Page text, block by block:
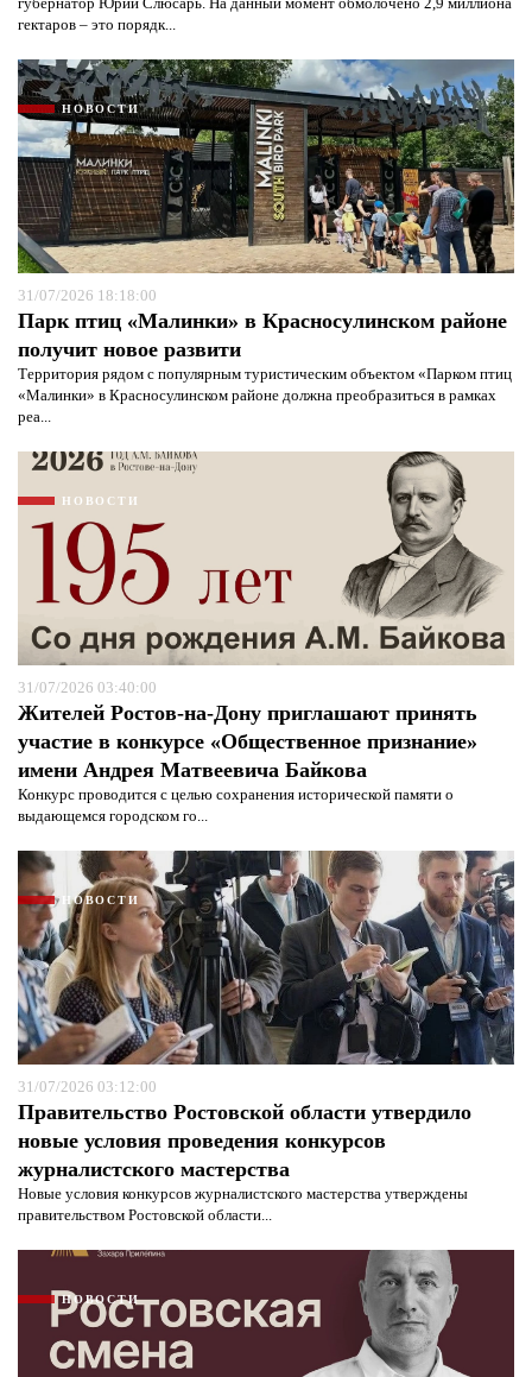
гектаров – это порядк...
НОВОСТИ
31/07/2026 18:18:00
Парк птиц «Малинки» в Красносулинском районе
получит новое развити
Территория рядом с популярным туристическим объектом «Парком птиц
«Малинки» в Красносулинском районе должна преобразиться в рамках
реа...
НОВОСТИ
31/07/2026 03:40:00
Жителей Ростов-на-Дону приглашают принять
участие в конкурсе «Общественное признание»
имени Андрея Матвеевича Байкова
Конкурс проводится с целью сохранения исторической памяти о
выдающемся городском го...
НОВОСТИ
31/07/2026 03:12:00
Правительство Ростовской области утвердило
новые условия проведения конкурсов
журналистского мастерства
Новые условия конкурсов журналистского мастерства утверждены
правительством Ростовской области...
НОВОСТИ
защиты информации*
Я согласен с политикой конфиденциальности и
защиты информации*